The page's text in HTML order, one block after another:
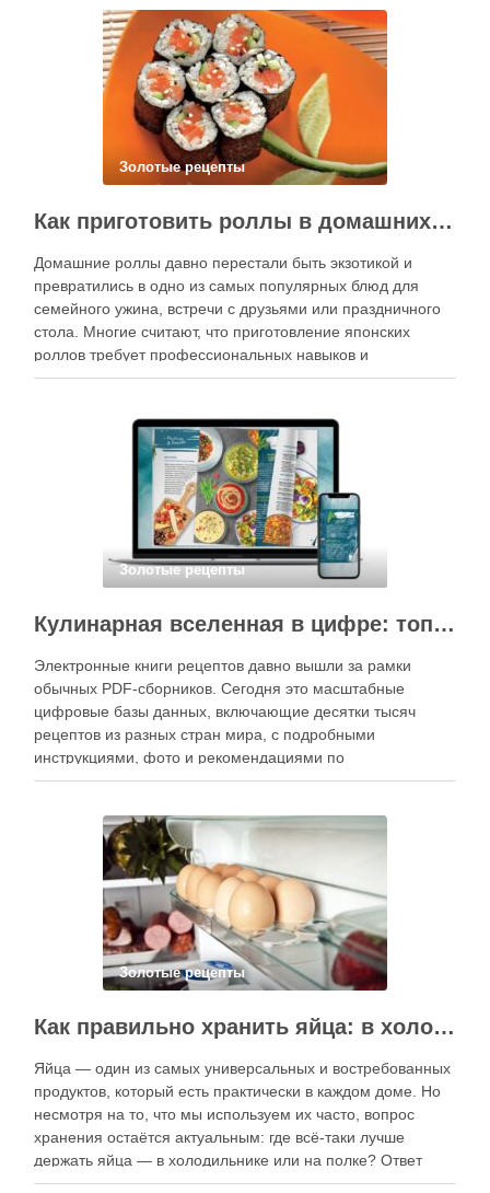
Золотые рецепты
Как приготовить роллы в домашних условиях?
Домашние роллы давно перестали быть экзотикой и
превратились в одно из самых популярных блюд для
семейного ужина, встречи с друзьями или праздничного
стола. Многие считают, что приготовление японских
роллов требует профессиональных навыков и
специального оборудования, однако на практике сделать
кухне. Главное — …
Золотые рецепты
Кулинарная вселенная в цифре: топ-3 самых больших электронных книг рецептов
Электронные книги рецептов давно вышли за рамки
обычных PDF-сборников. Сегодня это масштабные
цифровые базы данных, включающие десятки тысяч
рецептов из разных стран мира, с подробными
инструкциями, фото и рекомендациями по
приготовлению. В отличие от печатных изданий,
контент, расширять коллекции блюд и добавлять новые
функции. Ниже …
Золотые рецепты
Как правильно хранить яйца: в холодильнике или на полке?
Яйца — один из самых универсальных и востребованных
продуктов, который есть практически в каждом доме. Но
несмотря на то, что мы используем их часто, вопрос
хранения остаётся актуальным: где всё-таки лучше
держать яйца — в холодильнике или на полке? Ответ
зависит от нескольких факторов, включая температуру